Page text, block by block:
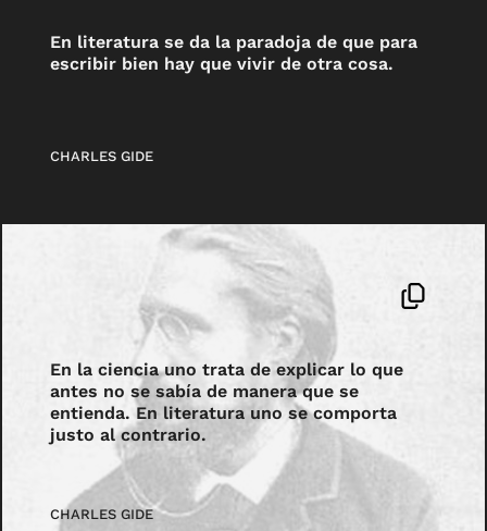
En literatura se da la paradoja de que para
escribir bien hay que vivir de otra cosa.
CHARLES GIDE
En la ciencia uno trata de explicar lo que
antes no se sabía de manera que se
entienda. En literatura uno se comporta
justo al contrario.
CHARLES GIDE